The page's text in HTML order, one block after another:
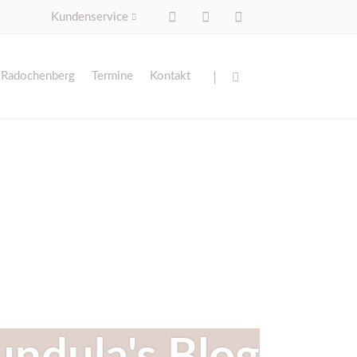
Kundenservice
überspringen
Termine Kontakt